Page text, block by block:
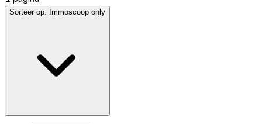
Sorteer op: Immoscoop only